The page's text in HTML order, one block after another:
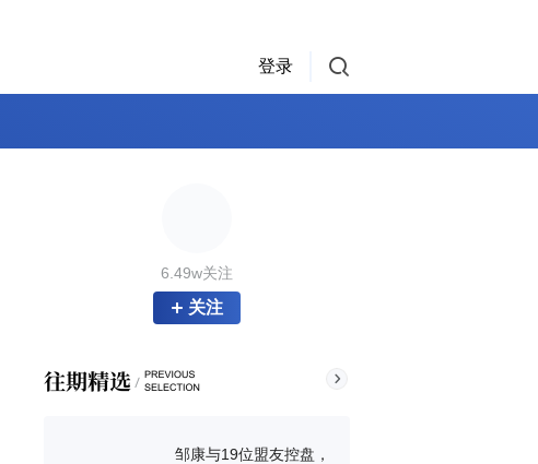
登录
6.49w关注
关注
邹康与19位盟友控盘，